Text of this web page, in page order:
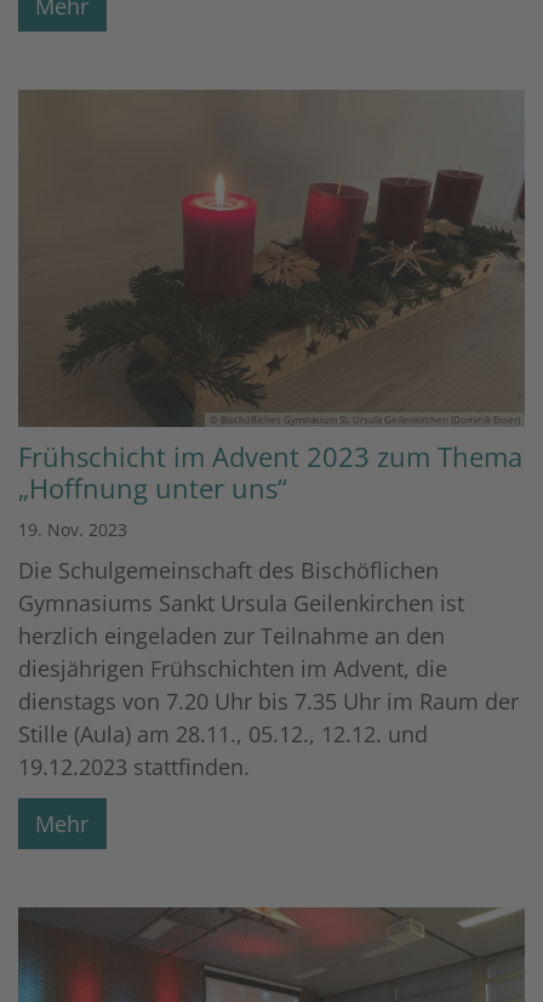
© Bischöfliches Gymnasium St. Ursula Geilenkirchen (Dominik Esser)
Frühschicht im Advent 2023 zum Thema
„Hoffnung unter uns“
19. Nov. 2023
Die Schulgemeinschaft des Bischöflichen
Gymnasiums Sankt Ursula Geilenkirchen ist
herzlich eingeladen zur Teilnahme an den
diesjährigen Frühschichten im Advent, die
dienstags von 7.20 Uhr bis 7.35 Uhr im Raum der
Stille (Aula) am 28.11., 05.12., 12.12. und
19.12.2023 stattfinden.
Mehr